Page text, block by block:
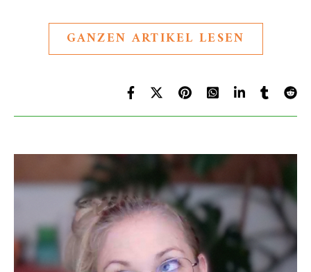
GANZEN ARTIKEL LESEN